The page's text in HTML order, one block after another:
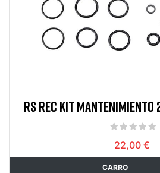
RS REC KIT
22,00 €
CARRO